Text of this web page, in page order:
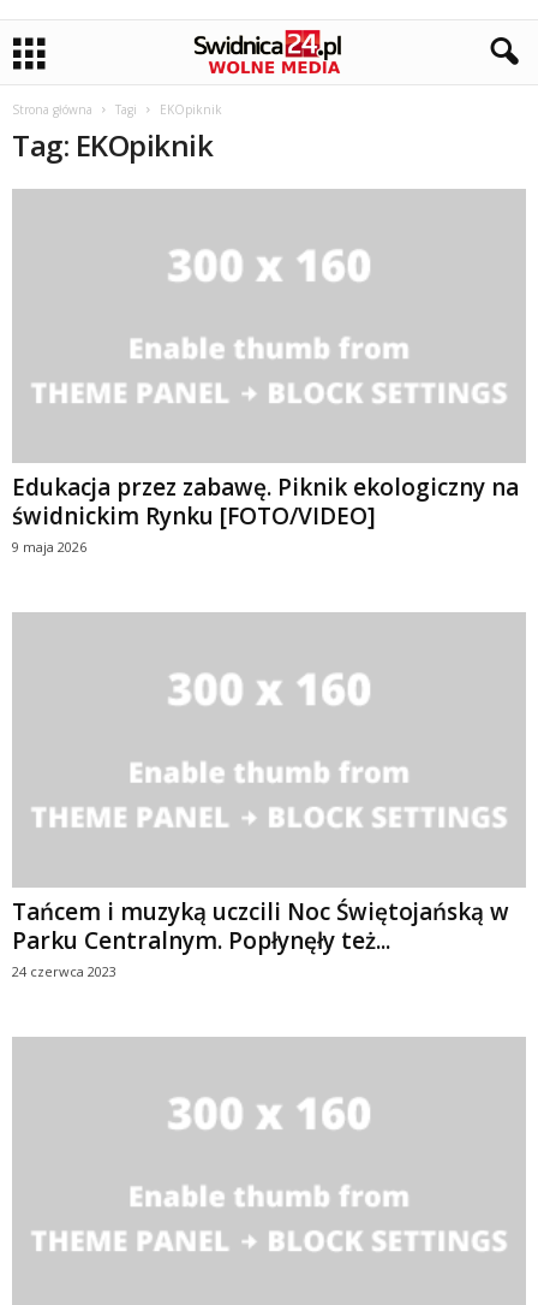
Strona główna Tagi EKOpiknik
Tag: EKOpiknik
Edukacja przez zabawę. Piknik ekologiczny na
świdnickim Rynku [FOTO/VIDEO]
9 maja 2026
Tańcem i muzyką uczcili Noc Świętojańską w
Parku Centralnym. Popłynęły też...
24 czerwca 2023